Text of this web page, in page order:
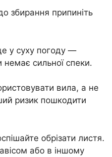
збирання припиніть
у суху погоду —
немає сильної спеки.
вила, а не
ризик пошкодити
обрізати листя.
або в іншому